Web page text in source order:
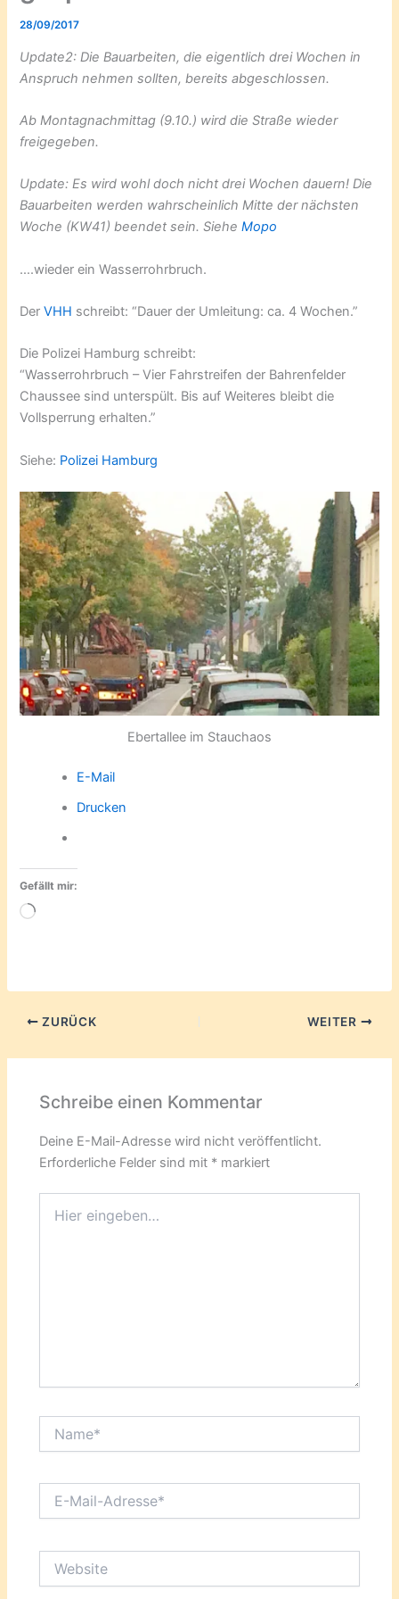
28/09/2017
Update2: Die Bauarbeiten, die eigentlich drei Wochen in
Anspruch nehmen sollten, bereits abgeschlossen.
Ab Montagnachmittag (9.10.) wird die Straße wieder
freigegeben.
Update: Es wird wohl doch nicht drei Wochen dauern! Die
Bauarbeiten werden wahrscheinlich Mitte der nächsten
Woche (KW41) beendet sein. SieheMopo
….wieder ein Wasserrohrbruch.
DerVHH schreibt: “Dauer der Umleitung: ca. 4 Wochen.”
Die Polizei Hamburg schreibt:
“Wasserrohrbruch – Vier Fahrstreifen der Bahrenfelder
Chaussee sind unterspült. Bis auf Weiteres bleibt die
Vollsperrung erhalten.”
Siehe: Polizei Hamburg
Ebertallee im Stauchaos
E-Mail
Drucken
Gefällt mir:
Wird
ZURÜCK WEITER
Schreibe einen Kommentar
Deine E-Mail-Adresse wird nicht veröffentlicht.
Erforderliche Felder sind mit * markiert
eingeben…
Mail-